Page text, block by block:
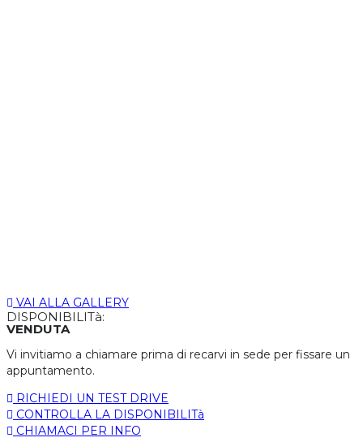
VAI ALLA GALLERY
DISPONIBILITà:
VENDUTA
Vi invitiamo a chiamare prima di recarvi in sede per fissare un
appuntamento.
RICHIEDI UN TEST DRIVE
CONTROLLA LA DISPONIBILITà
CHIAMACI PER INFO